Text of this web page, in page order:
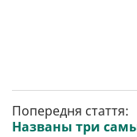
Попередня стаття:
Названы три